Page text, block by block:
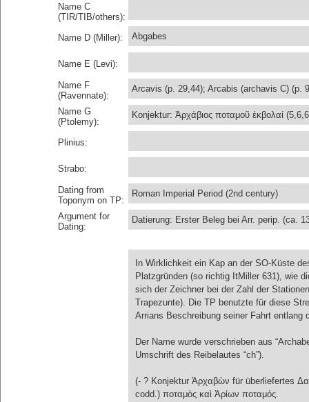
Name C
(TIR/TIB/others):
Name D (Miller):
Abgabes
Name E (Levi):
Name F
(Ravennate):
Arcavis (p. 29,44); Arcabis (archavis C) (p.
Name G
(Ptolemy):
Konjektur: Ἀρχάβιος ποταμοῦ ἐκβολαί
Plinius:
Strabo:
Dating from
Toponym on TP:
Roman Imperial Period (2nd century)
Argument for
Dating:
Datierung: Erster Beleg bei Arr. perip. (ca.
In Wirklichkeit ein Kap an der SO-Küste
Platzgründen (so richtig ItMiller 631), wie
sich der Zeichner bei der Zahl der
Trapezunte). Die TP benutzte für diese
Arrians Beschreibung seiner Fahrt
Der Name wurde verschrieben aus
Umschrift des Reibelautes “ch”).
(- ? Konjektur Ἀρχαβὼν für überliefertes
codd.) ποταμὸς καὶ Ἀρίων ποταμός.